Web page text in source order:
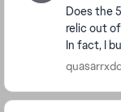
Does the
relic out
In fact, I
is, the